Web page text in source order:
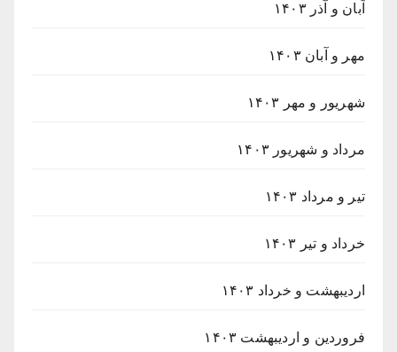
آبان و آذر ۱۴۰۳
مهر و آبان ۱۴۰۳
شهریور و مهر ۱۴۰۳
مرداد و شهریور ۱۴۰۳
تیر و مرداد ۱۴۰۳
خرداد و تیر ۱۴۰۳
اردیبهشت و خرداد ۱۴۰۳
فروردین و اردیبهشت ۱۴۰۳